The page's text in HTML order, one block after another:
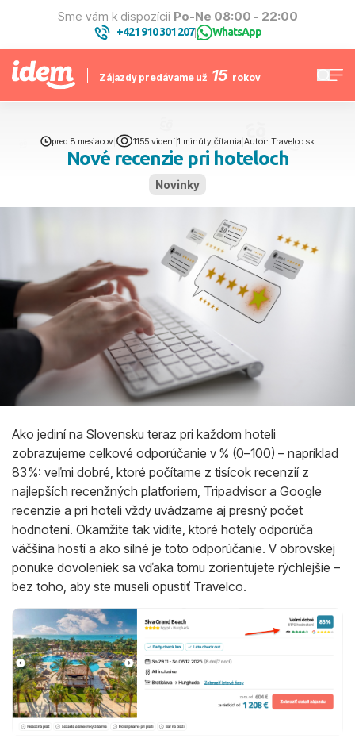
Sme vám k dispozícii Po-Ne 08:00 - 22:00
+421 910 301 207| WhatsApp
Zájazdy predávame už 15 rokov
pred 8 mesiacov 1155 videní 1 minúty čítania Autor: Travelco.sk
Nové recenzie pri hoteloch
Novinky
Ako jediní na Slovensku teraz pri každom hoteli
zobrazujeme celkové odporúčanie v % (0–100) – napríklad
83 %: veľmi dobré, ktoré počítame z tisícok recenzií z
najlepších recenžných platforiem, Tripadvisor a Google
recenzie a pri hoteli vždy uvádzame aj presný počet
hodnotení. Okamžite tak vidíte, ktoré hotely odporúča
väčšina hostí a ako silné je toto odporúčanie. V obrovskej
ponuke dovoleniek sa vďaka tomu zorientujete rýchlejšie –
bez toho, aby ste museli opustiť Travelco.